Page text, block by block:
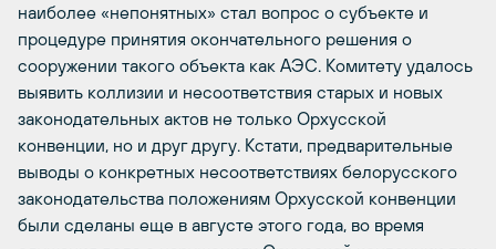
наиболее «непонятных» стал вопрос о субъекте и
процедуре принятия окончательного решения о
сооружении такого объекта как АЭС. Комитету удалось
выявить коллизии и несоответствия старых и новых
законодательных актов не только Орхусской
конвенции, но и друг другу. Кстати, предварительные
выводы о конкретных несоответствиях белорусского
законодательства положениям Орхусской конвенции
были сделаны еще в августе этого года, во время